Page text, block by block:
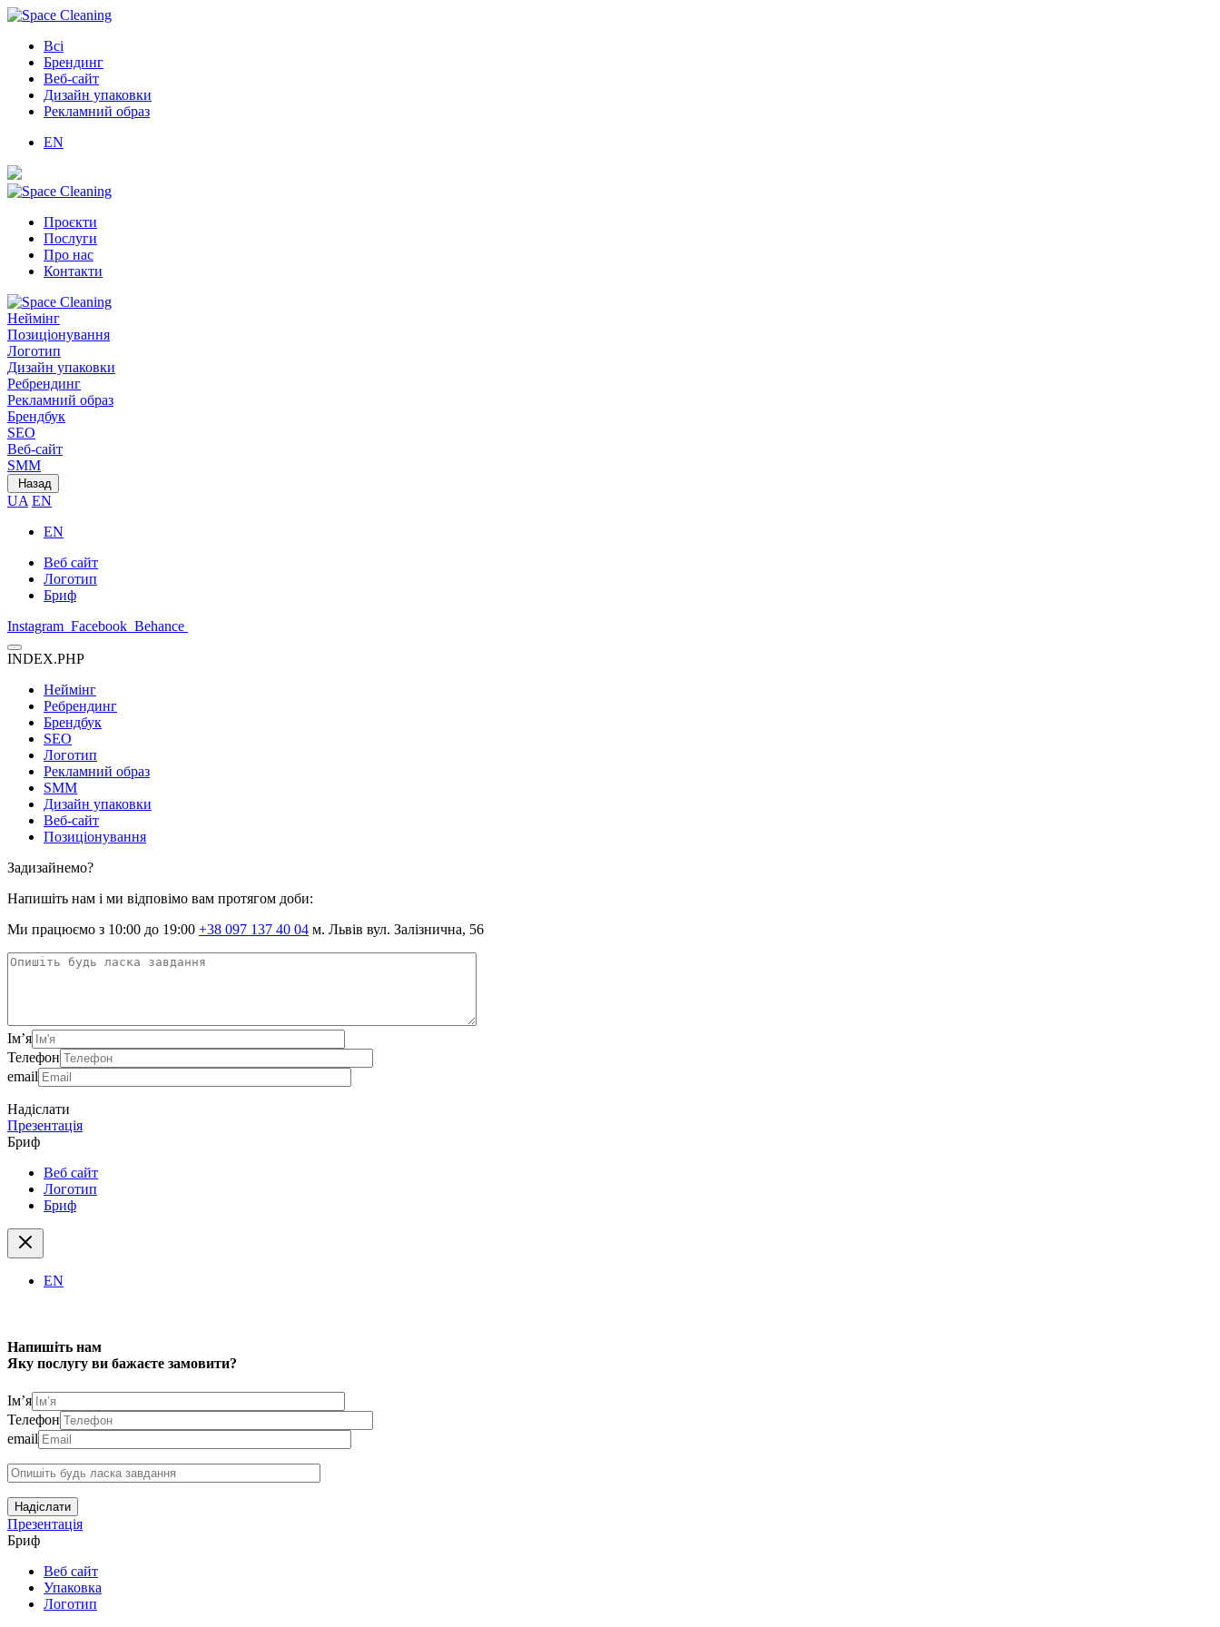
Всі
Брендинг
Веб-сайт
Дизайн упаковки
Рекламний образ
EN
Проєкти
Послуги
Про нас
Контакти
Неймінг
Позиціонування
Логотип
Дизайн упаковки
Ребрендинг
Рекламний образ
Брендбук
SEO
Веб-сайт
SMM
Назад
UA EN
EN
Веб сайт
Логотип
Бриф
Instagram Facebook Behance
INDEX.PHP
Неймінг
Ребрендинг
Брендбук
SEO
Логотип
Рекламний образ
SMM
Дизайн упаковки
Веб-сайт
Позиціонування
Задизайнемо?
Напишіть нам і ми відповімо вам протягом доби:
Ми працюємо з 10:00 до 19:00 +38 097 137 40 04 м. Львів вул. Залізнична, 56
Ім’я
Телефон
email
Надіслати
Презентація
Бриф
Веб сайт
Логотип
Бриф
EN
Напишіть нам
Яку послугу ви бажаєте замовити?
Ім’я
Телефон
email
Надіслати
Презентація
Бриф
Веб сайт
Упаковка
Логотип